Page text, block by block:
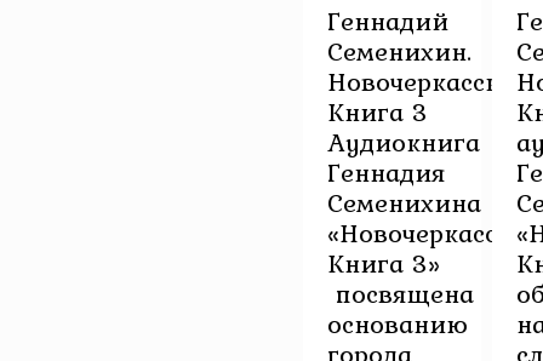
Геннадий
Семенихин.
Новочеркасск.
Книга 3
Аудиокнига
Геннадия
Семенихина
«Новочеркасск.
Книга 3»
посвящена
основанию